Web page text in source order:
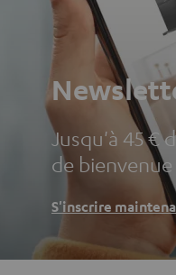
Jusqu'à 45 €
de bienvenue
S'inscrire